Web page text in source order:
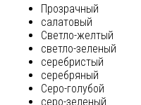
Прозрачный
салатовый
Светло-желтый
светло-зеленый
серебристый
серебряный
Серо-голубой
серо-зеленый